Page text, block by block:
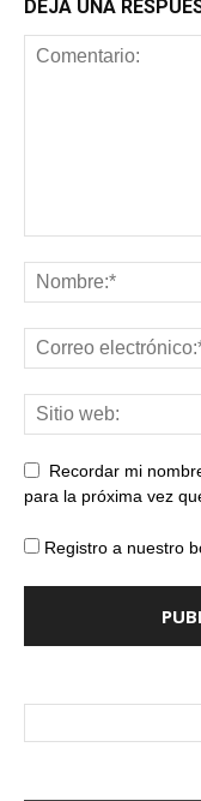
DEJA UNA
Recordar mi
para la próxima vez
Registro a nuestro